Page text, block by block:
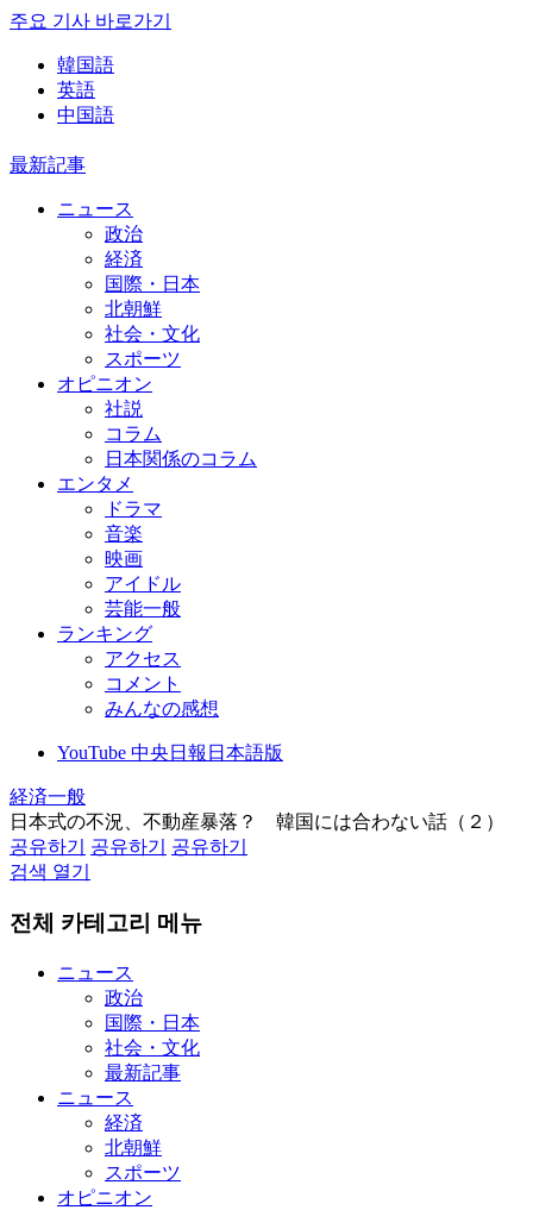
주요 기사 바로가기
韓国語
英語
中国語
最新記事
ニュース
政治
経済
国際・日本
北朝鮮
社会・文化
スポーツ
オピニオン
社説
コラム
日本関係のコラム
エンタメ
ドラマ
音楽
映画
アイドル
芸能一般
ランキング
アクセス
コメント
みんなの感想
YouTube 中央日報日本語版
経済一般
日本式の不況、不動産暴落？ 韓国には合わない話（２）
공유하기
공유하기
공유하기
검색 열기
전체 카테고리 메뉴
ニュース
政治
国際・日本
社会・文化
最新記事
ニュース
経済
北朝鮮
スポーツ
オピニオン